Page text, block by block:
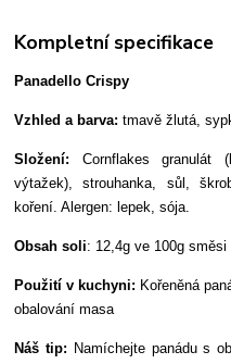
Kompletní specifikace
Panadello Crispy
Vzhled a barva: tmavě žlutá,
Složení: Cornflakes granulát
výtažek), strouhanka, sůl,
koření. Alergen: lepek, sója.
Obsah soli: 12,4g ve 100g směsi
Použití v kuchyni: Kořeněná
obalování masa
Náš tip: Namíchejte panádu s